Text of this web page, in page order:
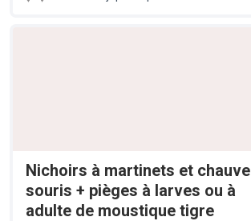
Nichoirs à martinets et chauve
souris + pièges à larves ou à
adulte de moustique tigre